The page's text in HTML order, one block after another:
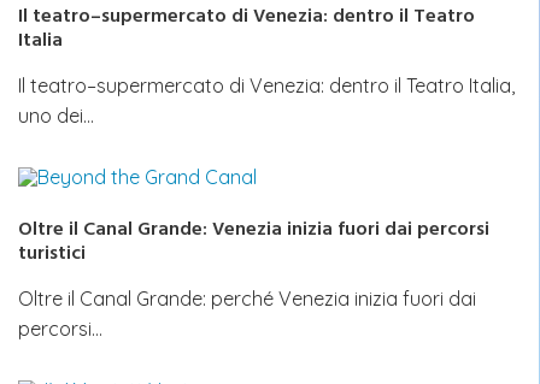
Il teatro–supermercato di Venezia: dentro il Teatro
Italia
Il teatro–supermercato di Venezia: dentro il Teatro Italia,
uno dei…
Oltre il Canal Grande: Venezia inizia fuori dai percorsi
turistici
Oltre il Canal Grande: perché Venezia inizia fuori dai
percorsi…